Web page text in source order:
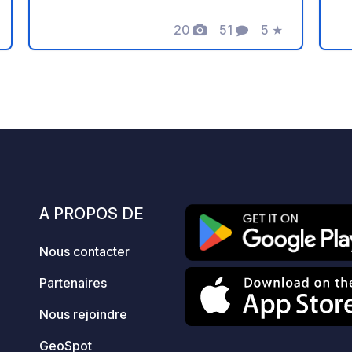
Tipperary dans une ambiance
conviviale et décontractée. Nous
contacter directement pour réserver
20
Photos
51
Commentaires
5
Note
★
A PROPOS DE
Nous contacter
Partenaires
Nous rejoindre
GeoSpot